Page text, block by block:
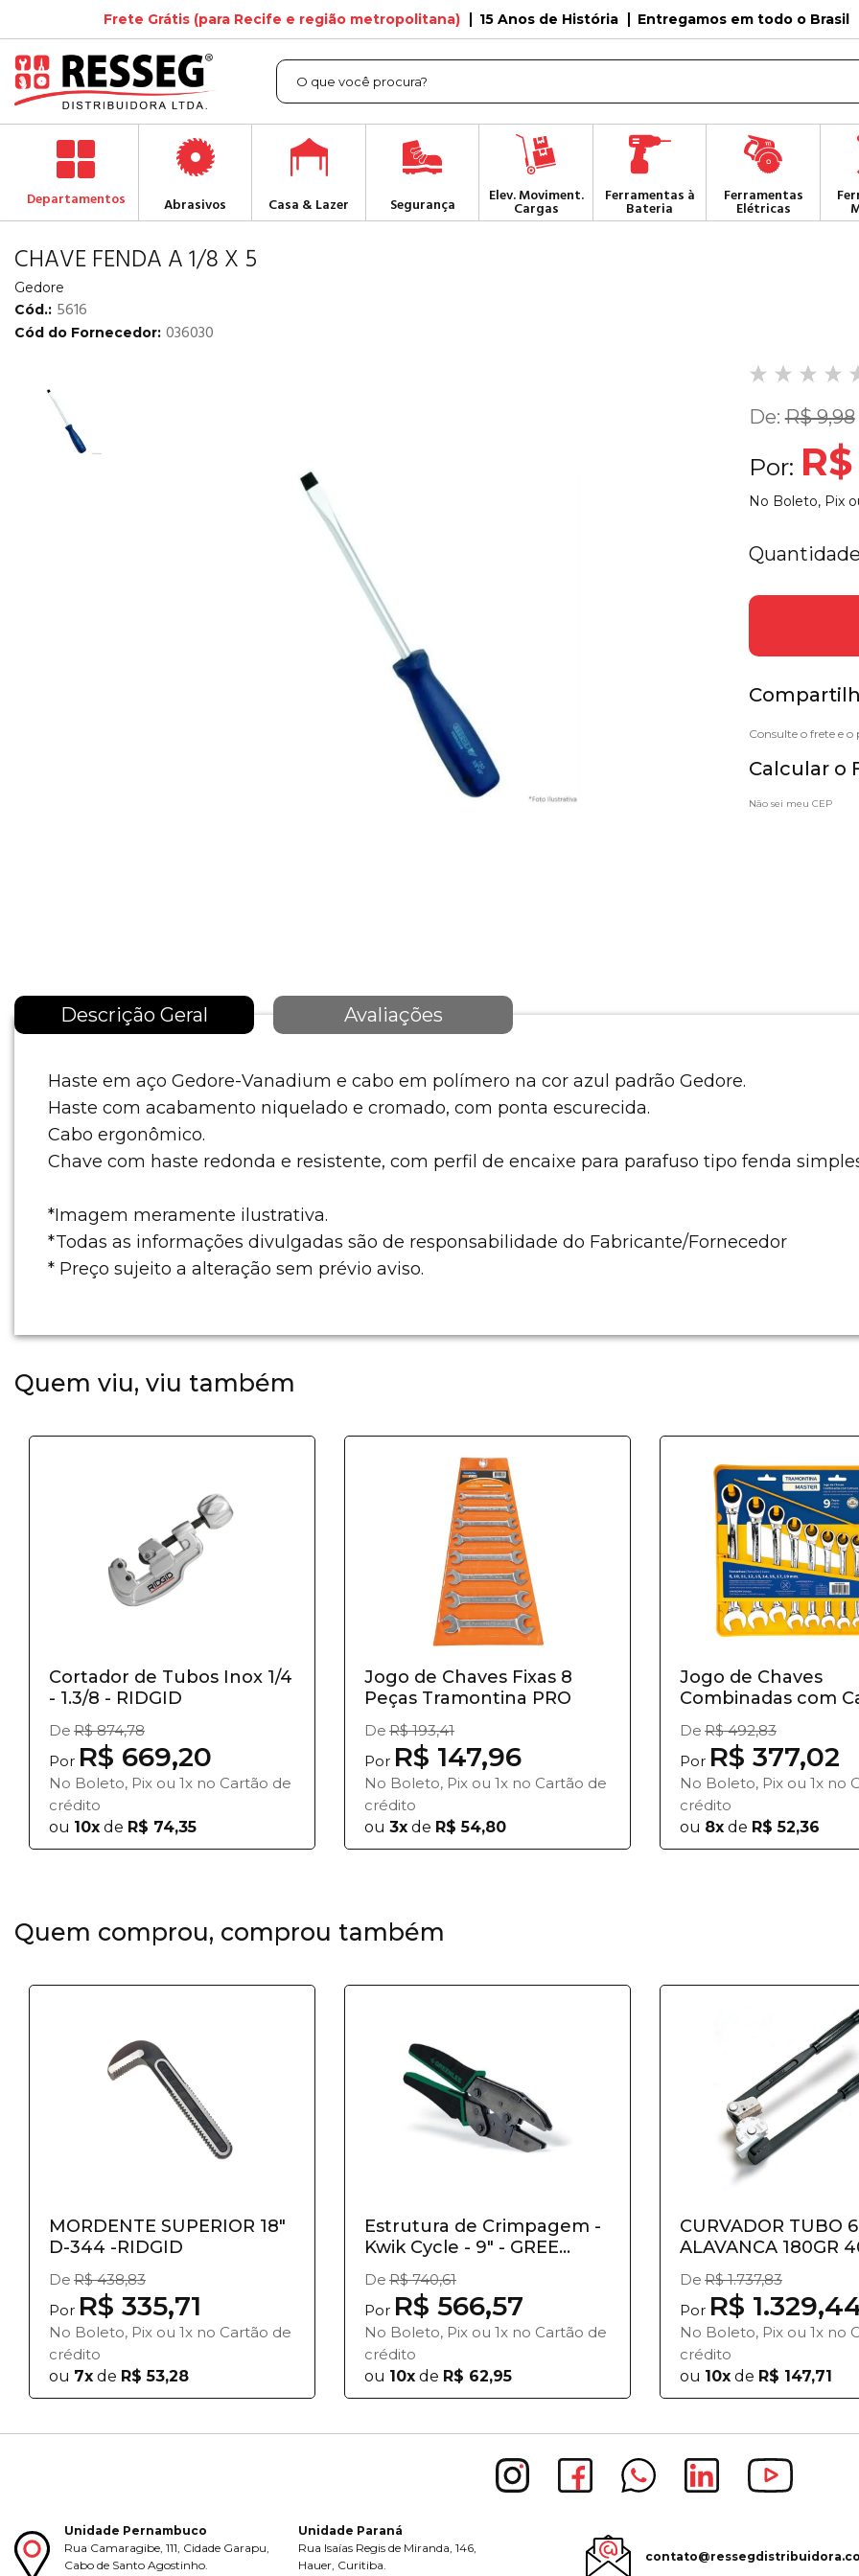
Frete Grátis (para Recife e região metropolitana) 15 Anos de História Entregamos em todo o Brasil
Departamentos Abrasivos Casa & Lazer Segurança
Elev. Moviment.
Cargas
Ferramentas à
Bateria
Ferramentas
Elétricas
CHAVE FENDA A 1/8 X 5
Gedore
Cód.: 5616
Cód do Fornecedor: 036030
De:R$ 9,98
Por:
No Boleto, Pix
Calcular o
Não sei meu CEP
Descrição Geral Avaliações
Haste em aço Gedore-Vanadium e cabo em polímero na cor azul padrão Gedore.
Haste com acabamento niquelado e cromado, com ponta escurecida.
Cabo ergonômico.
Chave com haste redonda e resistente, com perfil de encaixe para parafuso tipo fenda
*Imagem meramente ilustrativa.
*Todas as informações divulgadas são de responsabilidade do Fabricante/Fornecedor
* Preço sujeito a alteração sem prévio aviso.
Quem viu, viu também
Cortador de Tubos Inox 1/4
- 1.3/8 - RIDGID
De R$ 874,78
Por R$ 669,20
No Boleto, Pix ou 1x no Cartão de
crédito
ou 10x de R$ 74,35
Jogo de Chaves Fixas 8
Peças Tramontina PRO
De R$ 193,41
Por R$ 147,96
No Boleto, Pix ou 1x no Cartão de
crédito
ou 3x de R$ 54,80
Jogo de Chaves
Combinadas com
9 Peças T...
De R$ 492,83
Por R$ 377,02
No Boleto, Pix ou 1x no
crédito
ou 8x de R$ 52,36
Quem comprou, comprou também
MORDENTE SUPERIOR 18"
D-344 -RIDGID
De R$ 438,83
Por R$ 335,71
No Boleto, Pix ou 1x no Cartão de
crédito
ou 7x de R$ 53,28
Estrutura de Crimpagem -
Kwik Cycle - 9" - GREE...
De R$ 740,61
Por R$ 566,57
No Boleto, Pix ou 1x no Cartão de
crédito
ou 10x de R$ 62,95
CURVADOR TUBO
ALAVANCA 180GR
RIDGID
De R$ 1.737,83
Por R$
No Boleto, Pix ou 1x no
crédito
ou 10x de R$ 147,71
Unidade Pernambuco
Rua Camaragibe, 111, Cidade Garapu,
Cabo de Santo Agostinho.
Unidade Paraná
Rua Isaías Regis de Miranda, 146,
Hauer, Curitiba.